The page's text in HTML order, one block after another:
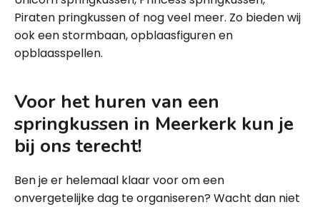
Piraten pringkussen of nog veel meer. Zo bieden wij
ook een stormbaan, opblaasfiguren en
opblaasspellen.
Voor het huren van een
springkussen in Meerkerk kun je
bij ons terecht!
Ben je er helemaal klaar voor om een
onvergetelijke dag te organiseren? Wacht dan niet